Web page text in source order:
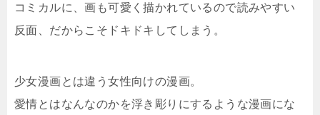
コミカルに、画も可愛く描かれているので読みやすい
反面、だからこそドキドキしてしまう。
少女漫画とは違う女性向けの漫画。
愛情とはなんなのかを浮き彫りにするような漫画にな